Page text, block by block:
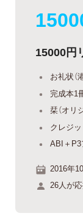
15000円
お礼状（
完成本1
栞（オリ
クレジ
ABI＋P3
2016年
26人が